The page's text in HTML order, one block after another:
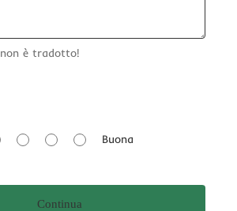
non è tradotto!
Buona
Continua